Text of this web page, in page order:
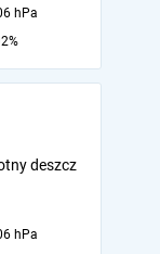
hPa
deszcz
hPa